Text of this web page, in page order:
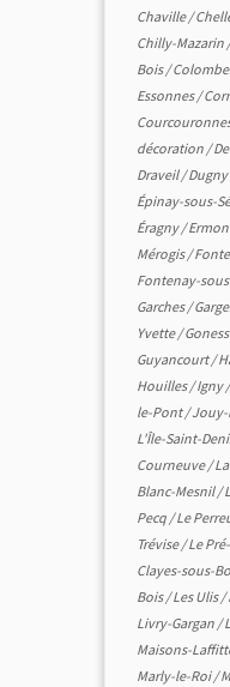
Chaville/
Chilly-Mazarin
Bois/
Essonnes/
décoration /
Draveil/Dugny
Épinay-sous-
Éragny/
Mérogis/
Fontenay-
Garches/
Yvette/
Guyancourt/
Houilles/Igny
le-Pont/
L'Île-Saint-
Courneuve/
Blanc-Mesnil/
Pecq /Le
Trévise/Le
Clayes-sous-
Bois/Les Ulis/
Livry-Gargan /
Maisons-
Marly-le-Roi/